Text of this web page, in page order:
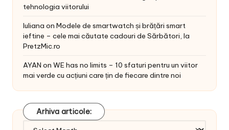
tehnologia viitorului
Iuliana on Modele de smartwatch și brățări smart
ieftine – cele mai căutate cadouri de Sărbători, la
PretzMic.ro
AYAN on WE has no limits – 10 sfaturi pentru un viitor
mai verde cu acțiuni care țin de fiecare dintre noi
Arhiva articole: